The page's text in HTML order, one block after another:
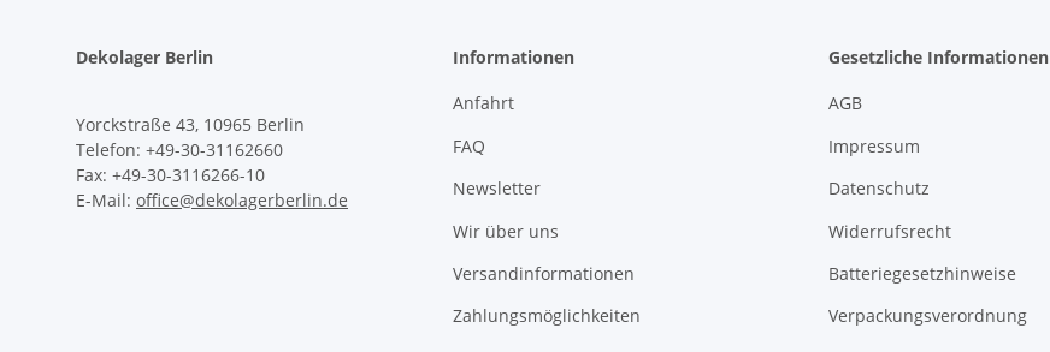
Dekolager Berlin
Yorckstraße 43, 10965 Berlin
Telefon: +49-30-31162660
Fax: +49-30-3116266-10
E-Mail: office@dekolagerberlin.de
Informationen
Anfahrt
FAQ
Newsletter
Wir über uns
Versandinformationen
Zahlungsmöglichkeiten
Gesetzliche Informationen
AGB
Impressum
Datenschutz
Widerrufsrecht
Batteriegesetzhinweise
Verpackungsverordnung